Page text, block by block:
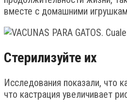
вместе с домашними
Стерилизуйте их
Исследования показали, что
что кастрация увеличивает